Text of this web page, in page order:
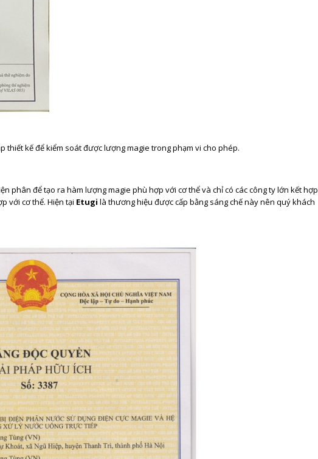
kế để kiểm soát được lượng magie trong phạm vi cho phép.
phân để tạo ra hàm lượng magie phù hợp với cơ thể và chỉ có các công ty lớn kết hợp
với cơ thể. Hiện tại Etugi là thương hiệu được cấp bằng sáng chế này nên quý khách